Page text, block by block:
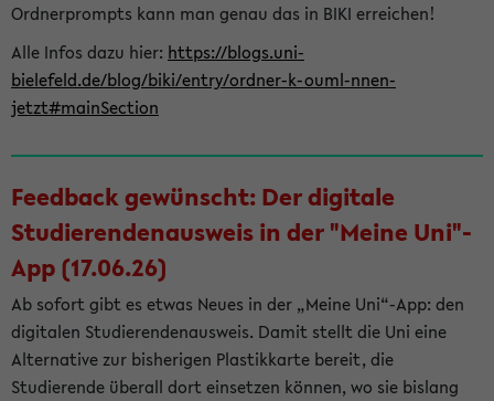
Ordnerprompts kann man genau das in BIKI erreichen!
Alle Infos dazu hier: https://blogs.uni-
bielefeld.de/blog/biki/entry/ordner-k-ouml-nnen-
jetzt#mainSection
Feedback gewünscht: Der digitale
Studierendenausweis in der "Meine Uni"-
App (17.06.26)
Ab sofort gibt es etwas Neues in der „Meine Uni“-App: den
digitalen Studierendenausweis. Damit stellt die Uni eine
Alternative zur bisherigen Plastikkarte bereit, die
Studierende überall dort einsetzen können, wo sie bislang